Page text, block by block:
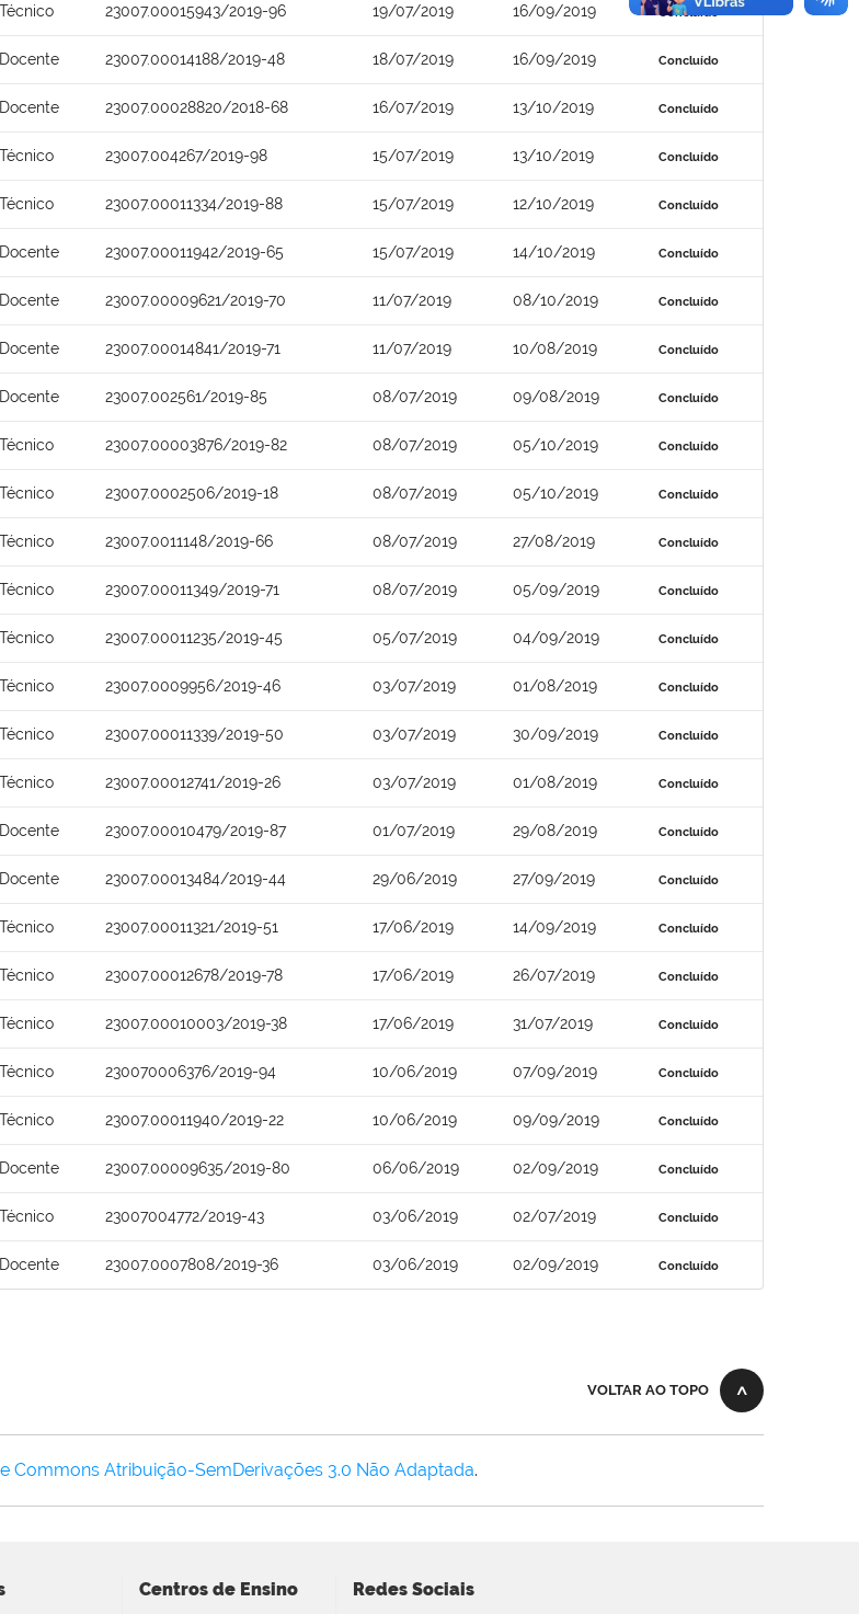
Técnico 23007.00015943/2019-96 19/07/2019 16/09/2019 Concluído
Docente 23007.00014188/2019-48 18/07/2019 16/09/2019 Concluído
Docente 23007.00028820/2018-68 16/07/2019 13/10/2019 Concluído
Técnico 23007.004267/2019-98 15/07/2019 13/10/2019 Concluído
Técnico 23007.00011334/2019-88 15/07/2019 12/10/2019 Concluído
Docente 23007.00011942/2019-65 15/07/2019 14/10/2019 Concluído
Docente 23007.00009621/2019-70 11/07/2019 08/10/2019 Concluído
Docente 23007.00014841/2019-71 11/07/2019 10/08/2019 Concluído
Docente 23007.002561/2019-85 08/07/2019 09/08/2019 Concluído
Técnico 23007.00003876/2019-82 08/07/2019 05/10/2019 Concluído
Técnico 23007.0002506/2019-18 08/07/2019 05/10/2019 Concluído
Técnico 23007.0011148/2019-66 08/07/2019 27/08/2019 Concluído
Técnico 23007.00011349/2019-71 08/07/2019 05/09/2019 Concluído
Técnico 23007.00011235/2019-45 05/07/2019 04/09/2019 Concluído
Técnico 23007.0009956/2019-46 03/07/2019 01/08/2019 Concluído
Técnico 23007.00011339/2019-50 03/07/2019 30/09/2019 Concluído
Técnico 23007.00012741/2019-26 03/07/2019 01/08/2019 Concluído
Docente 23007.00010479/2019-87 01/07/2019 29/08/2019 Concluído
Docente 23007.00013484/2019-44 29/06/2019 27/09/2019 Concluído
Técnico 23007.00011321/2019-51 17/06/2019 14/09/2019 Concluído
Técnico 23007.00012678/2019-78 17/06/2019 26/07/2019 Concluído
Técnico 23007.00010003/2019-38 17/06/2019 31/07/2019 Concluído
Técnico 230070006376/2019-94 10/06/2019 07/09/2019 Concluído
Técnico 23007.00011940/2019-22 10/06/2019 09/09/2019 Concluído
Docente 23007.00009635/2019-80 06/06/2019 02/09/2019 Concluído
Técnico 23007004772/2019-43 03/06/2019 02/07/2019 Concluído
Docente 23007.0007808/2019-36 03/06/2019 02/09/2019 Concluído
VOLTAR AO TOPO
Commons Atribuição-SemDerivações 3.0 Não Adaptada.
Centros de Ensino Redes Sociais